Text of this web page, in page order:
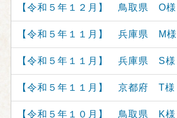
【令和５年１２月】 鳥取県 O様
【令和５年１１月】 兵庫県 M様
【令和５年１１月】 兵庫県 S様
【令和５年１１月】 京都府 T様
【令和５年１０月】 鳥取県 K様